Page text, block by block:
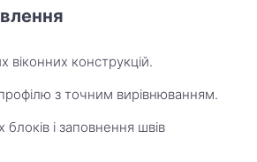
конструкцій.
з точним вирівнюванням.
блоків і заповнення швів